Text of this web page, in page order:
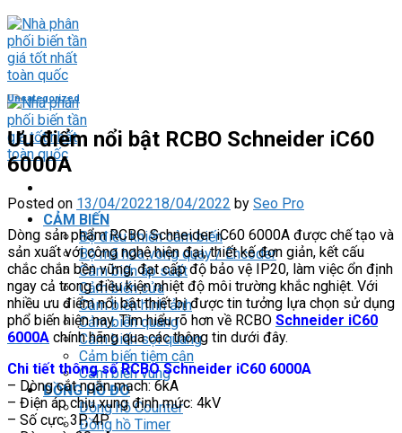
Skip
to
content
CẢM BIẾN
Bộ điều khiển cảm biến
Bộ mã hóa vòng quay / Encoder
Cảm biến áp suất
Cảm biến cửa
Cảm biến hình ảnh
Cảm biến quang
Cảm biến sợi quang
Cảm biến tiệm cận
Cảm biến vùng
ĐỒNG HỒ ĐO
Đồng hồ Counter
Đồng hồ Timer
Uncategorized
Ưu điểm nổi bật RCBO Schneider iC60
6000A
Posted on 13/04/202218/04/2022 by Seo Pro
Dòng sản phẩm RCBO Schneider iC60 6000A được chế tạo và
sản xuất với công nghệ hiện đại, thiết kế đơn giản, kết cấu
chắc chắn bền vững, đạt cấp độ bảo vệ IP20, làm việc ổn định
ngay cả trong điều kiện nhiệt độ môi trường khắc nghiệt. Với
nhiều ưu điểm nổi bật thiết bị được tin tưởng lựa chọn sử dụng
phổ biến hiện nay. Tìm hiểu rõ hơn về RCBO Schneider iC60
6000A chính hãng qua các thông tin dưới đây.
Chi tiết thông số RCBO Schneider iC60 6000A
– Dòng cắt ngắn mạch: 6kA
– Điện áp chịu xung định mức: 4kV
– Số cực: 3P, 4P